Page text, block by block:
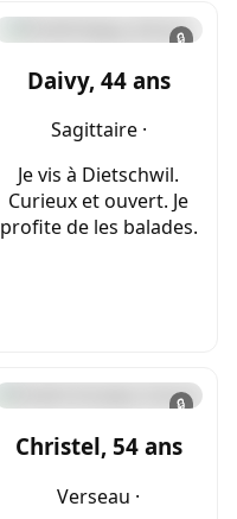
🔒
Daivy, 44 ans
Sagittaire ·
Je vis à Dietschwil.
Curieux et ouvert. Je
profite de les balades.
🔒
Christel, 54 ans
Verseau ·